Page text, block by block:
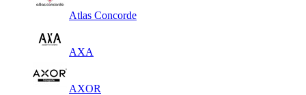
Atlas Concorde
AXA
AXOR